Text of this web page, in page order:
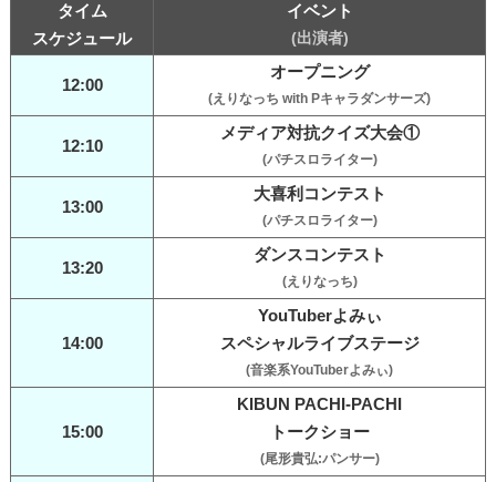
タイム
スケジュール
イベント
(出演者)
12:00
オープニング
(えりなっち with Pキャラダンサーズ)
12:10
メディア対抗クイズ大会①
(パチスロライター)
13:00
大喜利コンテスト
(パチスロライター)
13:20
ダンスコンテスト
(えりなっち)
14:00
YouTuberよみぃ
スペシャルライブステージ
(音楽系YouTuberよみぃ)
15:00
KIBUN PACHI-PACHI
トークショー
(尾形貴弘:パンサー)